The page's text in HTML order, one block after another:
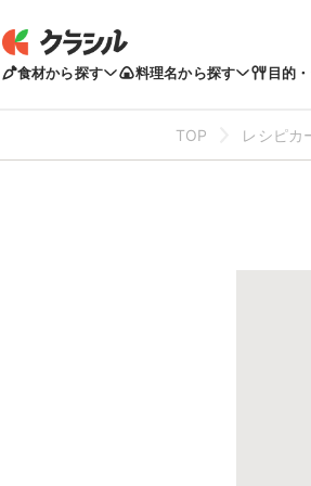
食材から探す 料理名から探す 目的
TOP レシピカ